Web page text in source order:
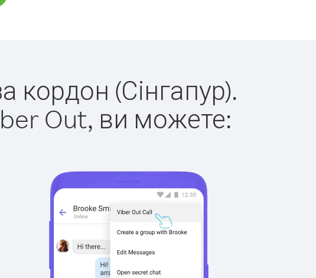
кордон (Сінгапур).
Out, ви можете: